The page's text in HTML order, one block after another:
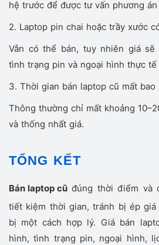
hệ trước để được tư vấn phương
2. Laptop pin chai hoặc trầy xước
Vẫn có thể bán, tuy nhiên giá
tình trạng pin và ngoại hình thực tế
3. Thời gian bán laptop cũ mất bao
Thông thường chỉ mất khoảng
và thống nhất giá.
TỔNG KẾT
Bán laptop cũ đúng thời điểm và
tiết kiệm thời gian, tránh bị ép
bị một cách hợp lý. Giá bán
hình, tình trạng pin, ngoại hình,